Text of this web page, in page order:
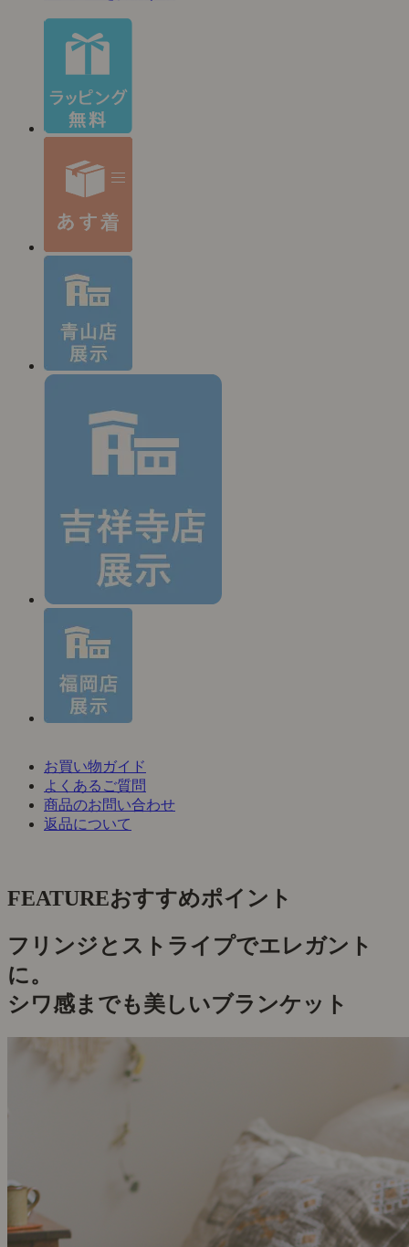
お買い物ガイド
よくあるご質問
商品のお問い合わせ
返品について
FEATUREおすすめポイント
フリンジとストライプでエレガント
に。
シワ感までも美しいブランケット